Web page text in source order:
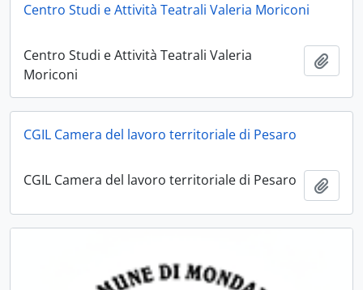
Centro Studi e Attività Teatrali Valeria Moriconi
Centro Studi e Attività Teatrali Valeria
Moriconi
CGIL Camera del lavoro territoriale di Pesaro
CGIL Camera del lavoro territoriale di Pesaro